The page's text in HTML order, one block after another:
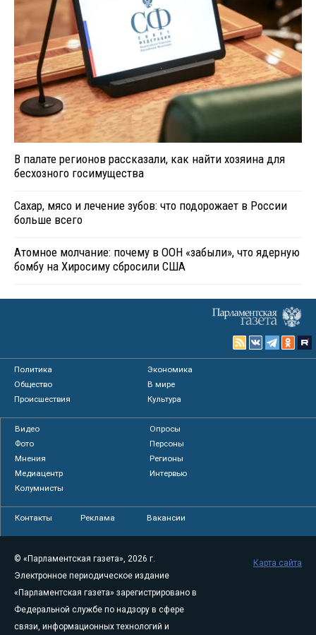
В палате регионов рассказали, как найти хозяина для
бесхозного госимущества
Сахар, мясо и лечение зубов: что подорожает в России
больше всего
Атомное молчание: почему в ООН «забыли», что ядерную
бомбу на Хиросиму сбросили США
Политика
Экономика
Общество
В мире
Происшествия
Культура
Видео
Опросы
Фото
Персоны
Мнения
Регионы
Медиацентр
Интервью
Колумнисты
Контакты Реклама Вакансии
© «Парламентская газета», 2026 г.
Электронное периодическое издание
«Парламентская газета» зарегистрировано в
Федеральной службе по надзору в сфере
связи, информационных технологий и
Карта сайта